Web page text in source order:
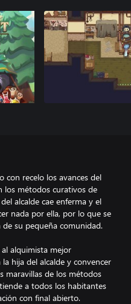
con recelo los avances del
los métodos curativos de
alcalde cae enferma y el
nada por ella, por lo que se
su pequeña comunidad.
alquimista mejor
hija del alcalde y convencer
maravillas de los métodos
a todos los habitantes
con final abierto.